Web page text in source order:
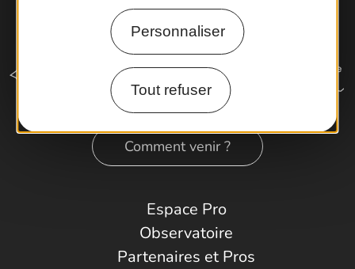
Personnaliser
Tout refuser
Comment venir ?
Espace Pro
Observatoire
Partenaires et Pros